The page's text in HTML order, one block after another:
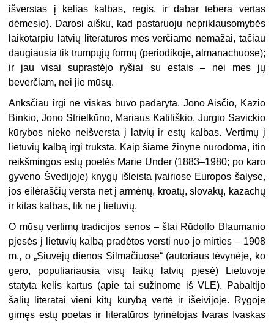
išverstas į kelias kalbas, regis, ir dabar tebėra vertas
dėmesio). Darosi aišku, kad pastaruoju nepriklausomybės
laikotarpiu latvių literatūros mes verčiame nemažai, tačiau
daugiausia tik trumpųjų formų (periodikoje, almanachuose);
ir jau visai suprastėjo ryšiai su estais – nei mes jų
beverčiam, nei jie mūsų.
Anksčiau irgi ne viskas buvo padaryta. Jono Aisčio, Kazio
Binkio, Jono Strielkūno, Mariaus Katiliškio, Jurgio Savickio
kūrybos nieko neišversta į latvių ir estų kalbas. Vertimų į
lietuvių kalbą irgi trūksta. Kaip šiame žinyne nurodoma, itin
reikšmingos estų poetės Marie Under (1883–1980; po karo
gyveno Švedijoje) knygų išleista įvairiose Europos šalyse,
jos eilėraščių versta net į armėnų, kroatų, slovakų, kazachų
ir kitas kalbas, tik ne į lietuvių.
O mūsų vertimų tradicijos senos – štai Rūdolfo Blaumanio
pjesės į lietuvių kalbą pradėtos versti nuo jo mirties – 1908
m., o „Siuvėjų dienos Silmačiuose“ (autoriaus tėvynėje, ko
gero, populiariausia visų laikų latvių pjesė) Lietuvoje
statyta kelis kartus (apie tai sužinome iš VLE). Pabaltijo
šalių literatai vieni kitų kūrybą vertė ir išeivijoje. Rygoje
gimęs estų poetas ir literatūros tyrinėtojas Ivaras Ivaskas